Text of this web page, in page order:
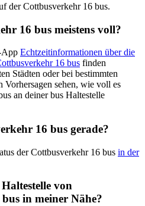
der Cottbusverkehr 16 bus.
16 bus meistens voll?
App Echtzeitinformationen über die
16 bus finden
Städten oder bei bestimmten
Vorhersagen sehen, wie voll es
an deiner bus Haltestelle
16 bus gerade?
der Cottbusverkehr 16 bus in der
von
in meiner Nähe?